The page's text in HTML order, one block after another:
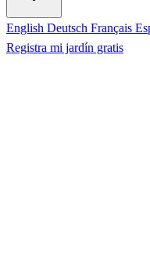
English Deutsch Français
Registra mi jardín gratis